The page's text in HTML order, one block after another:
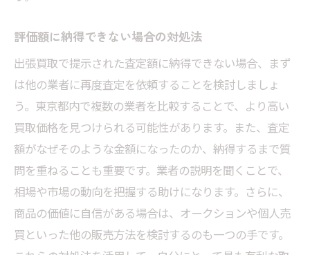
評価額に納得できない場合の対処法
出張買取で提示された査定額に納得できない場合、まず
は他の業者に再度査定を依頼することを検討しましょ
う。東京都内で複数の業者を比較することで、より高い
買取価格を見つけられる可能性があります。また、査定
額がなぜそのような金額になったのか、納得するまで質
問を重ねることも重要です。業者の説明を聞くことで、
相場や市場の動向を把握する助けになります。さらに、
商品の価値に自信がある場合は、オークションや個人売
買といった他の販売方法を検討するのも一つの手です。